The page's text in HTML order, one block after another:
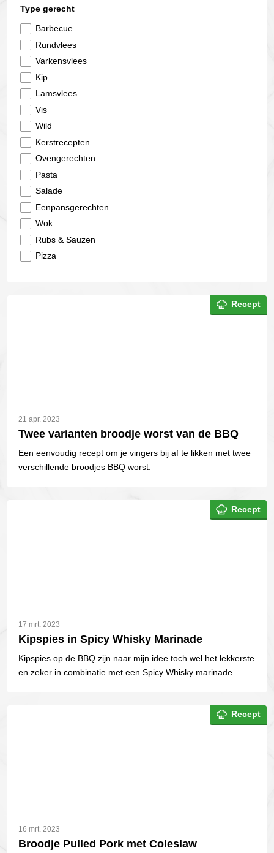
Type gerecht
Barbecue
Rundvlees
Varkensvlees
Kip
Lamsvlees
Vis
Wild
Kerstrecepten
Ovengerechten
Pasta
Salade
Eenpansgerechten
Wok
Rubs & Sauzen
Pizza
Recept
21 apr. 2023
Twee varianten broodje worst van de BBQ
Een eenvoudig recept om je vingers bij af te likken met twee
verschillende broodjes BBQ worst.
Recept
17 mrt. 2023
Kipspies in Spicy Whisky Marinade
Kipspies op de BBQ zijn naar mijn idee toch wel het lekkerste
en zeker in combinatie met een Spicy Whisky marinade.
Recept
16 mrt. 2023
Broodje Pulled Pork met Coleslaw